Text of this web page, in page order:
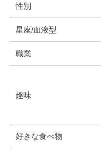
性別
星座/血液型
職業
趣味
好きな食べ物